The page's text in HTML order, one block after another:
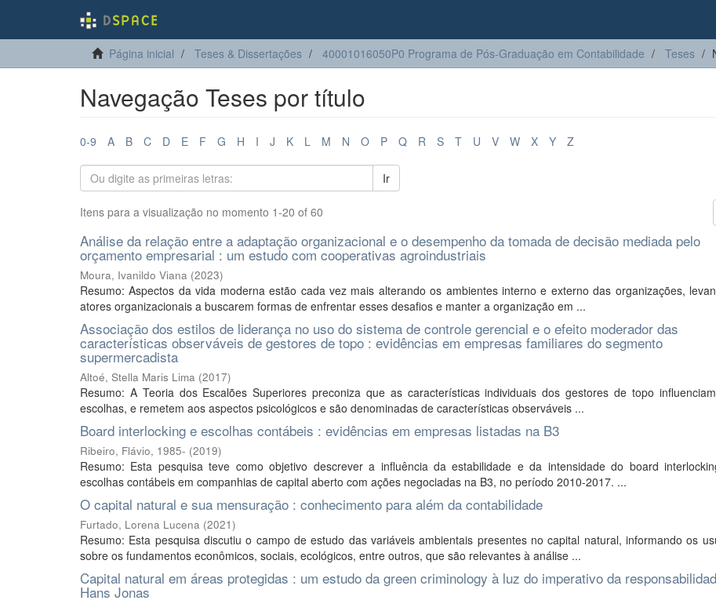
Página inicial Teses & Dissertações 40001016050P0 Programa de Pós-Graduação em Contabilidade Teses
Navegação Teses por título
0-9 A B C D E F G H I J K L M N O P Q R S T U V W X Y Z
Ir
Itens para a visualização no momento 1-20 of 60
Análise da relação entre a adaptação organizacional e o desempenho da tomada de decisão mediada pelo
orçamento empresarial : um estudo com cooperativas agroindustriais
Moura, Ivanildo Viana (2023)
Resumo: Aspectos da vida moderna estão cada vez mais alterando os ambientes interno e externo das organizações,
atores organizacionais a buscarem formas de enfrentar esses desafios e manter a organização em ...
Associação dos estilos de liderança no uso do sistema de controle gerencial e o efeito moderador das
características observáveis de gestores de topo : evidências em empresas familiares do segmento
supermercadista
Altoé, Stella Maris Lima (2017)
Resumo: A Teoria dos Escalões Superiores preconiza que as características individuais dos gestores de topo
escolhas, e remetem aos aspectos psicológicos e são denominadas de características observáveis ...
Board interlocking e escolhas contábeis : evidências em empresas listadas na B3
Ribeiro, Flávio, 1985- (2019)
Resumo: Esta pesquisa teve como objetivo descrever a influência da estabilidade e da intensidade do board
escolhas contábeis em companhias de capital aberto com ações negociadas na B3, no período 2010-2017. ...
O capital natural e sua mensuração : conhecimento para além da contabilidade
Furtado, Lorena Lucena (2021)
Resumo: Esta pesquisa discutiu o campo de estudo das variáveis ambientais presentes no capital natural, informando os
sobre os fundamentos econômicos, sociais, ecológicos, entre outros, que são relevantes à análise ...
Capital natural em áreas protegidas : um estudo da green criminology à luz do imperativo da
Hans Jonas